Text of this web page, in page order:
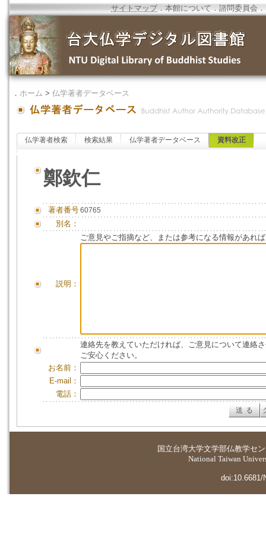
サイトマップ．本館について ．諮問委員会 ．
． ホーム > 仏学著者データベース
仏学著者検索 検索結果 仏学著者データベース 資料改正
鄭欽仁
著者番号60765
別名：
説明：
ご意見やご指摘など、または参考になる情報があれ
連絡先を教えていただければ、ご意見について連絡
ご安心ください。
お名前：
E-mail：
電話：
国立台湾大学文学部仏教学セ
National Taiwan
doi:10.6681/